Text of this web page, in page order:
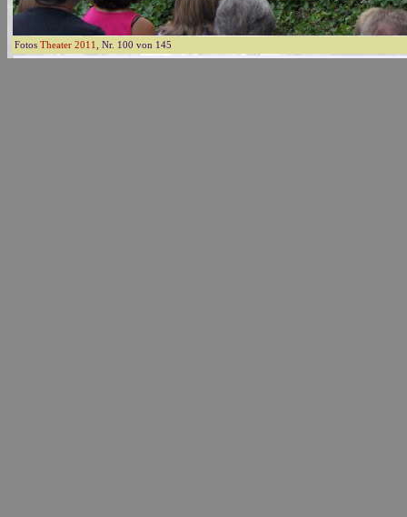
Fotos Theater 2011 , Nr. 100 von 145